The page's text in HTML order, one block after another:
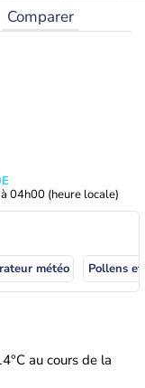
Comparer
04h00 (heure locale)
météo Pollens
au cours de la